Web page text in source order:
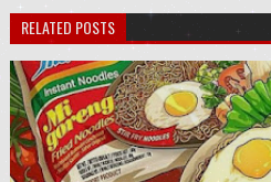
RELATED POSTS